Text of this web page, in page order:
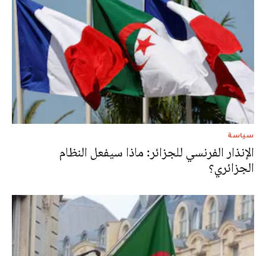
سياسة
الإنذار الفرنسي للجزائر: ماذا سيفعل النظام
الجزائري؟